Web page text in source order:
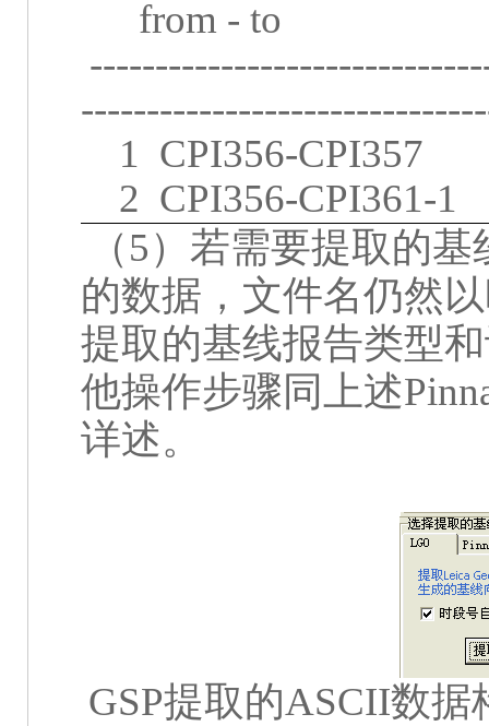
from - to
1 CPI356-CPI357
2 CPI356-CPI361-1
（5）若需要提取的基
的数据，文件名仍然
提取的基线报告类型
他操作步骤同上述
详述。
GSP提取的ASCII数据